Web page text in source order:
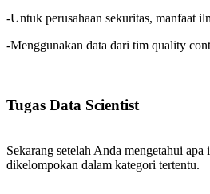
-Untuk perusahaan sekuritas, manfaat
-Menggunakan data dari tim quality
Tugas Data Scientist
Sekarang setelah Anda mengetahui
dikelompokan dalam kategori tertentu.